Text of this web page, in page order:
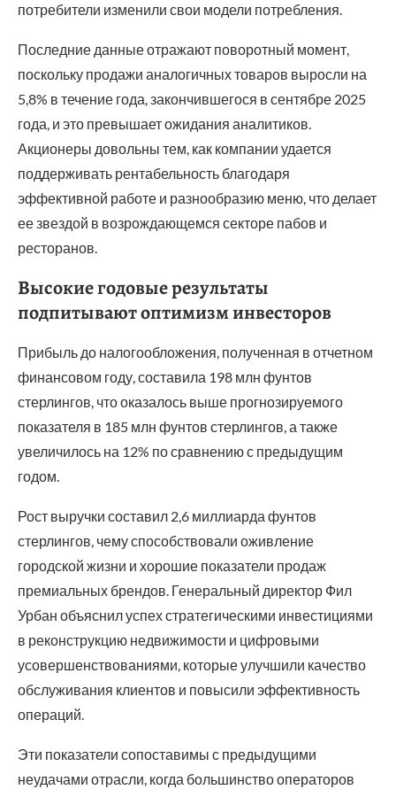
потребители изменили свои модели потребления.
Последние данные отражают поворотный момент,
поскольку продажи аналогичных товаров выросли на
5,8% в течение года, закончившегося в сентябре 2025
года, и это превышает ожидания аналитиков.
Акционеры довольны тем, как компании удается
поддерживать рентабельность благодаря
эффективной работе и разнообразию меню, что делает
ее звездой в возрождающемся секторе пабов и
ресторанов.
Высокие годовые результаты
подпитывают оптимизм инвесторов
Прибыль до налогообложения, полученная в отчетном
финансовом году, составила 198 млн фунтов
стерлингов, что оказалось выше прогнозируемого
показателя в 185 млн фунтов стерлингов, а также
увеличилось на 12% по сравнению с предыдущим
годом.
Рост выручки составил 2,6 миллиарда фунтов
стерлингов, чему способствовали оживление
городской жизни и хорошие показатели продаж
премиальных брендов. Генеральный директор Фил
Урбан объяснил успех стратегическими инвестициями
в реконструкцию недвижимости и цифровыми
усовершенствованиями, которые улучшили качество
обслуживания клиентов и повысили эффективность
операций.
Эти показатели сопоставимы с предыдущими
неудачами отрасли, когда большинство операторов